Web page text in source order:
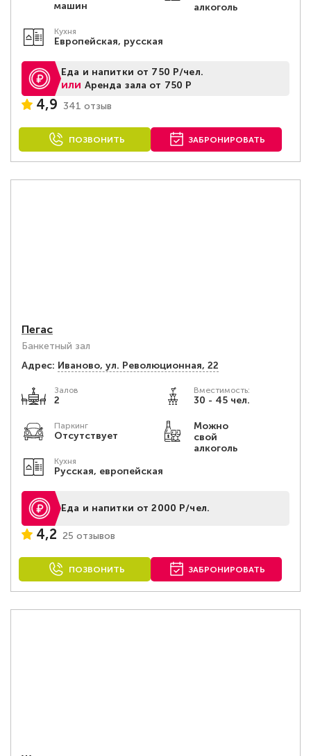
машин
алкоголь
Кухня
Европейская, русская
Еда и напитки от 750 Р/чел.
или Аренда зала от 750 Р
4,9 341 отзыв
ПОЗВОНИТЬ ЗАБРОНИРОВАТЬ
Пегас
Банкетный зал
Адрес: Иваново, ул. Революционная, 22
Залов
2
Вместимость:
30 - 45 чел.
Паркинг
Отсутствует
Можно
свой
алкоголь
Кухня
Русская, европейская
Еда и напитки от 2000 Р/чел.
4,2 25 отзывов
ПОЗВОНИТЬ ЗАБРОНИРОВАТЬ